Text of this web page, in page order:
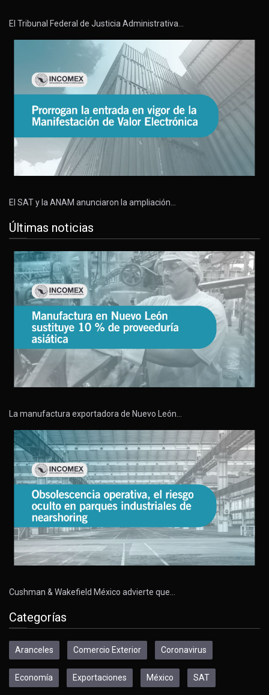
El Tribunal Federal de Justicia Administrativa…
El SAT y la ANAM anunciaron la ampliación…
Últimas noticias
La manufactura exportadora de Nuevo León…
Cushman & Wakefield México advierte que…
Categorías
Aranceles Comercio Exterior Coronavirus
Economía Exportaciones México SAT